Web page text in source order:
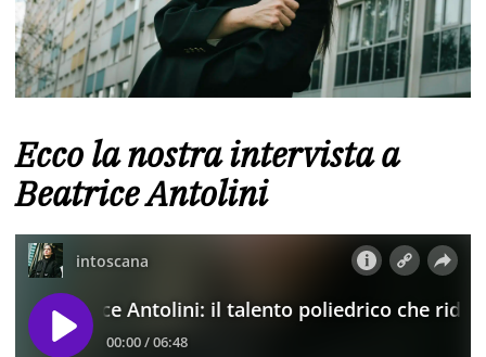
Ecco la nostra intervista a
Beatrice Antolini